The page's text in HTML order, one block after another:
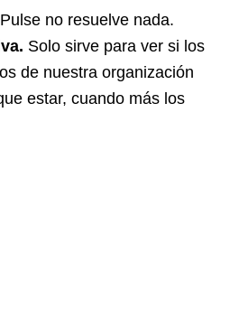
no resuelve nada.
Solo sirve para ver si los
de nuestra organización
estar, cuando más los